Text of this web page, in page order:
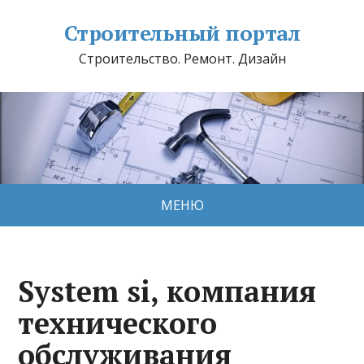
Строительный портал
Строительство. Ремонт. Дизайн
МЕНЮ
System si, компания
технического
обслуживания